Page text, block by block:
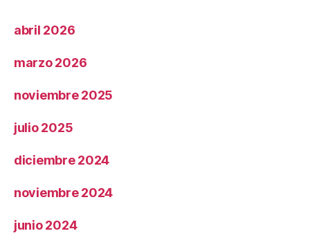
abril 2026
marzo 2026
noviembre 2025
julio 2025
diciembre 2024
noviembre 2024
junio 2024